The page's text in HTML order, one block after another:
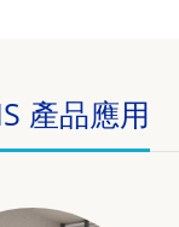
產品應用